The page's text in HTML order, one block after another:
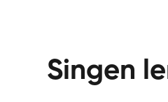
Singen